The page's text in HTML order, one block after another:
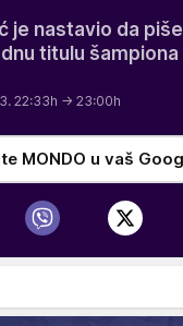
je nastavio da
titulu
22:33h → 23:00h
MONDO u vaš